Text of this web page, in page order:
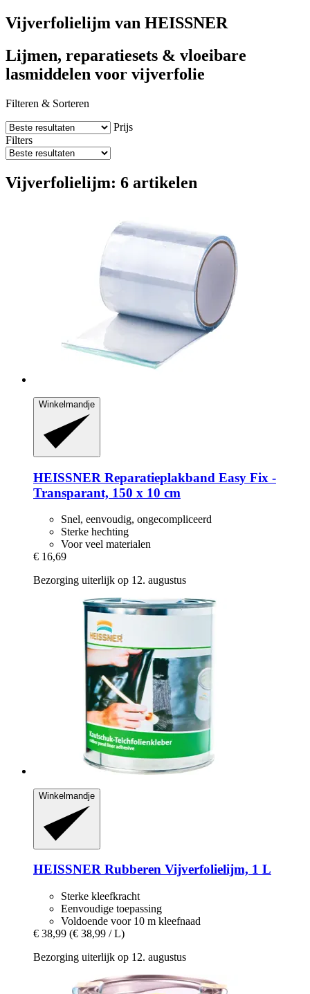
Vijverfolielijm van HEISSNER
Lijmen, reparatiesets & vloeibare
lasmiddelen voor vijverfolie
Filteren & Sorteren
Prijs
Filters
Vijverfolielijm: 6 artikelen
Winkelmandje
HEISSNER Reparatieplakband Easy Fix -​
Transparant, 150 x 10 cm
Snel, eenvoudig, ongecompliceerd
Sterke hechting
Voor veel materialen
€ 16,69
Bezorging uiterlijk op 12. augustus
Winkelmandje
HEISSNER Rubberen Vijverfolielijm, 1 L
Sterke kleefkracht
Eenvoudige toepassing
Voldoende voor 10 m kleefnaad
€ 38,99 (€ 38,99 / L)
Bezorging uiterlijk op 12. augustus